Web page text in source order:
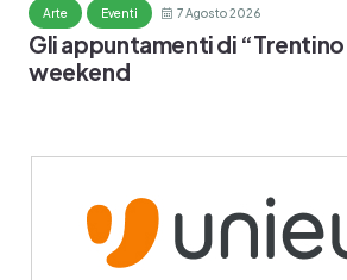
Arte Eventi 7 Agosto 2026
Gli appuntamenti di
weekend